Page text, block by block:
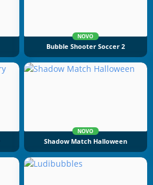
NOVO
Bubble Shooter Soccer 2
NOVO
Shadow Match Halloween